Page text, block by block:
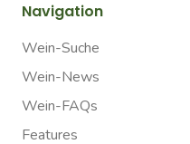
Navigation
Wein-Suche
Wein-News
Wein-FAQs
Features